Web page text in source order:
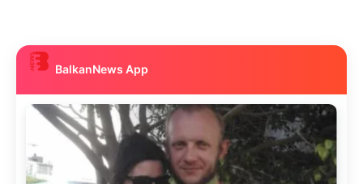
BalkanNews App